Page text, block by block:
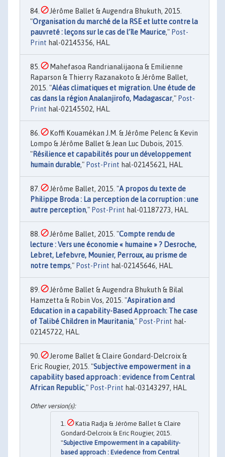
Jérôme Ballet & Augendra Bhukuth, 2015.
"Organisation du marché de la RSE et lutte contre la
pauvreté : leçons sur le cas de l’île Maurice," Post-
Print hal-02145356, HAL.
Mahefasoa Randrianalijaona & Emilienne
Raparson & Thierry Razanakoto & Jérôme Ballet,
2015. "Aléas climatiques et migration. Une étude de
cas dans la région Analanjirofo, Madagascar," Post-
Print hal-02145502, HAL.
Koffi Kouamékan J.M. & Jérôme Pelenc & Kevin
Lompo & Jérôme Ballet & Jean Luc Dubois, 2015.
"Résilience et capabilités pour un développement
humain durable," Post-Print hal-02145621, HAL.
Jérôme Ballet, 2015. "A propos du texte de
Philippe Broda : La perception de la corruption : une
autre perception," Post-Print hal-01187273, HAL.
Jérôme Ballet, 2015. "Compte rendu de
lecture : Vers une économie « humaine » ? Desroche,
Lebret, Lefebvre, Mounier, Perroux, au prisme de
notre temps," Post-Print hal-02145646, HAL.
Jérôme Ballet & Augendra Bhukuth & Bilal
Hamzetta & Robin Vos, 2015. "Aspiration and
Education in a capability-Based Approach: The case
of Talibé Children in Mauritania," Post-Print hal-
02145722, HAL.
Jerome Ballet & Claire Gondard-Delcroix &
Eric Rougier, 2015. "Subjective empowerment in a
capability based approach : evidence from Central
African Republic," Post-Print hal-03143297, HAL.
Katia Radja & Jérôme Ballet & Claire
Gondard-Delcroix & Eric Rougier, 2015.
"Subjective Empowerment in a capability-
based approach : Eviedence from Central